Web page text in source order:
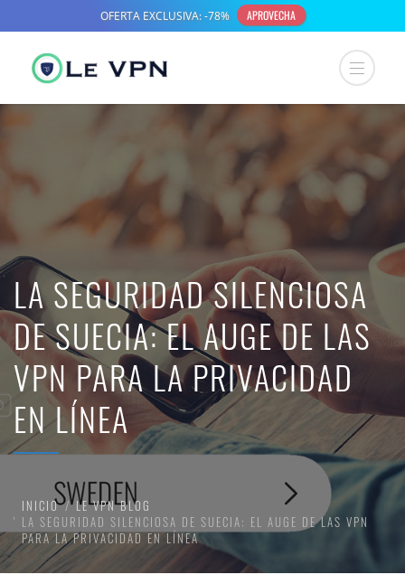
LA SEGURIDAD SILENCIOSA
DE SUECIA: EL AUGE DE LAS
VPN PARA LA PRIVACIDAD
EN LÍNEA
INICIO
LE VPN BLOG
LA SEGURIDAD SILENCIOSA DE SUECIA: EL AUGE DE LAS VPN
PARA LA PRIVACIDAD EN LÍNEA